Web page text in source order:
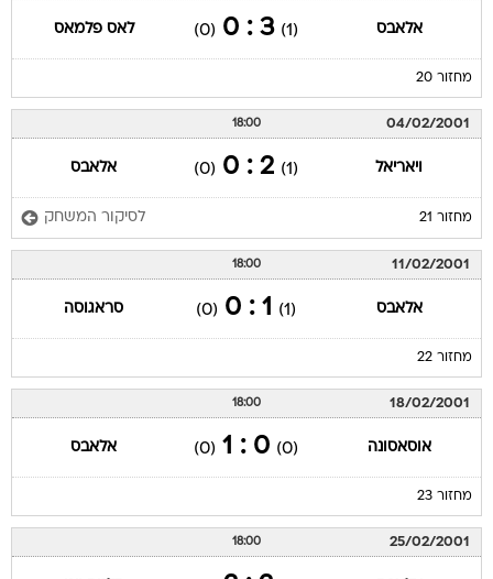
אלאבס (1)
3 : 0
(0) לאס פלמאס
מחזור 20
04/02/2001
18:00
ויאריאל (1)
2 : 0
(0) אלאבס
מחזור 21 לסיקור המשחק
11/02/2001
18:00
אלאבס (1)
1 : 0
(0) סראגוסה
מחזור 22
18/02/2001
18:00
אוסאסונה (0)
0 : 1
(0) אלאבס
מחזור 23
25/02/2001
18:00